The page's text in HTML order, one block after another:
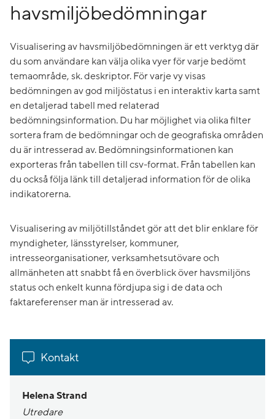
havsmiljöbedömningar
Visualisering av havsmiljöbedömningen är ett verktyg där
du som användare kan välja olika vyer för varje bedömt
temaområde, sk. deskriptor. För varje vy visas
bedömningen av god miljöstatus i en interaktiv karta samt
en detaljerad tabell med relaterad
bedömningsinformation. Du har möjlighet via olika filter
sortera fram de bedömningar och de geografiska områden
du är intresserad av. Bedömningsinformationen kan
exporteras från tabellen till csv-format. Från tabellen kan
du också följa länk till detaljerad information för de olika
indikatorerna.
Visualisering av miljötillståndet gör att det blir enklare för
myndigheter, länsstyrelser, kommuner,
intresseorganisationer, verksamhetsutövare och
allmänheten att snabbt få en överblick över havsmiljöns
status och enkelt kunna fördjupa sig i de data och
faktareferenser man är intresserad av.
Kontakt
Helena Strand
Utredare